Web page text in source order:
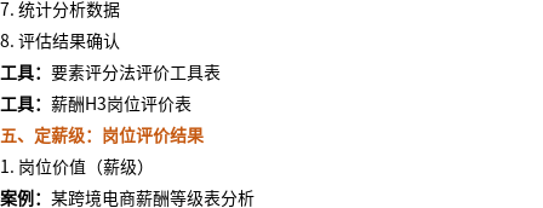
7. 统计分析数据
8. 评估结果确认
工具： 要素评分法评价工具表
工具： 薪酬 H3岗位评价表
五、定薪级：岗位评价结果
1. 岗位价值（薪级）
案例： 某跨境电商薪酬等级表分析